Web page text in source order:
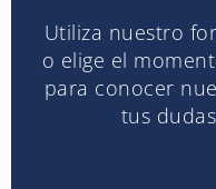
Utiliza nuestro
o elige el
para conocer
tus